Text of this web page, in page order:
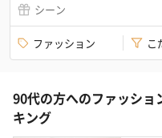
シーン
ファッション こ
90代の方へのファッショ
キング